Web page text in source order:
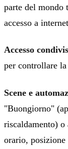
parte del mondo
accesso a
Accesso
per controllare
Scene e
"Buongiorno"
riscaldamento) o
orario, posizione